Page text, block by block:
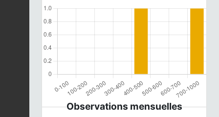
Observations mensuelles